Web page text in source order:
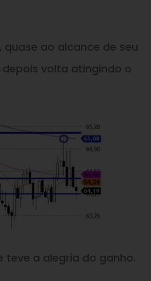
ao alcance de seu
volta atingindo o
teve a alegria do ganho.